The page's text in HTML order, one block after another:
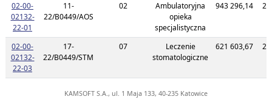
02-00-
02132-
22-01 Link do listy planu umowy o kodzie 02-00-02132-22-01
11-
22/B0449/AOS
02
Ambulatoryjna
opieka
specjalistyczna
943 296,14
02-00-
02132-
22-03Link do listy planu umowy o kodzie 02-00-02132-22-03
17-
22/B0449/STM
07
Leczenie
stomatologiczne
621 603,67
KAMSOFT S.A., ul. 1 Maja 133, 40-235 Katowice